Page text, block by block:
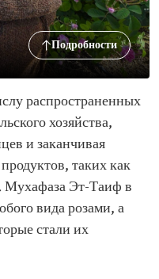
Подробности
распространенных
хозяйства,
и заканчивая
таких как
Мухафаза Эт-Таиф в
вида розами, а
стали их